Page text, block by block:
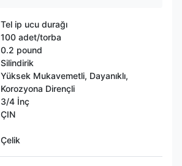
Tel ip ucu durağı
100 adet/torba
0.2 pound
Silindirik
Yüksek Mukavemetli, Dayanıklı,
Korozyona Dirençli
3/4 İnç
ÇIN
Çelik